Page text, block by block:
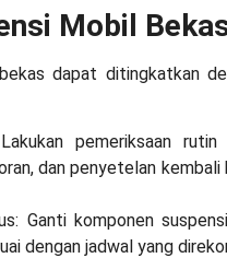
Mobil
dapat ditingkatkan
pemeriksaan
dan penyetelan
Ganti komponen
dengan jadwal yang